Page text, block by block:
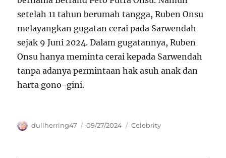
setelah 11 tahun berumah tangga, Ruben Onsu
melayangkan gugatan cerai pada Sarwendah
sejak 9 Juni 2024. Dalam gugatannya, Ruben
Onsu hanya meminta cerai kepada Sarwendah
tanpa adanya permintaan hak asuh anak dan
harta gono-gini.
Author
dullherring47
Posted
09/27/2024 Categories
Celebrity